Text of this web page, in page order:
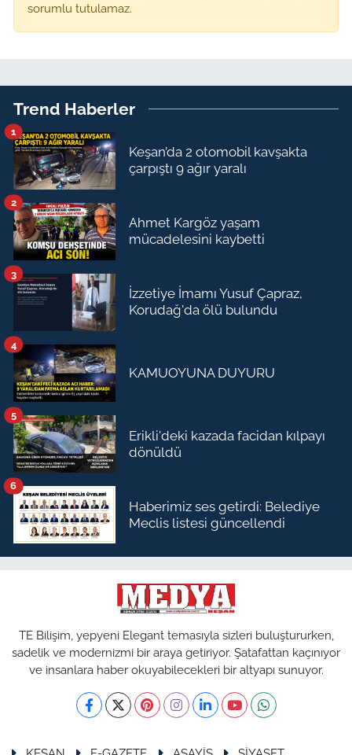
sorumlu tutulamaz.
Trend Haberler
Keşan’da 2 otomobil kavşakta
çarpıştı 9 ağır yaralı
1
Ahmet Kargöz yaşam
mücadelesini kaybetti
2
İzzetiye İmamı Yusuf Çapraz,
Korudağ'da ölü bulundu
3
KAMUOYUNA DUYURU
4
Erikli'deki kazada facidan kılpayı
dönüldü
5
Haberimiz ses getirdi: Belediye
Meclis listesi güncellendi
6
TE Bilişim, yepyeni Elegant temasıyla sizleri buluştururken,
sadelik ve modernizmi bir araya getiriyor. Şatafattan kaçınıyor
ve insanlara haber okuyabilecekleri bir altyapı sunuyor.